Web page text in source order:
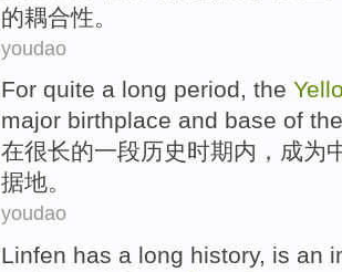
的耦合性。
youdao
For quite a long period, the
major birthplace and base of the
在很长的一段历史时期内 ， 成为
据地。
youdao
Linfen has a long history, is an